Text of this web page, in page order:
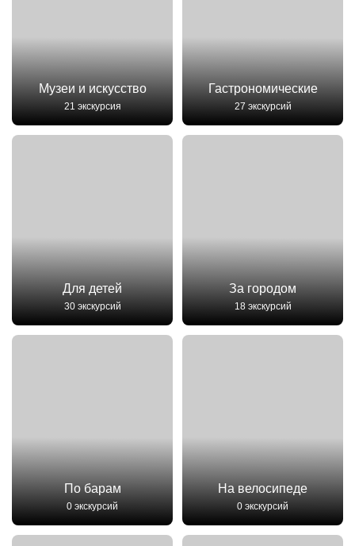
Музеи и искусство
21 экскурсия
Гастрономические
27 экскурсий
Для детей
30 экскурсий
За городом
18 экскурсий
По барам
0 экскурсий
На велосипеде
0 экскурсий